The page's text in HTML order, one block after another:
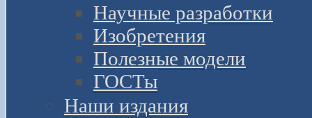
Научные разработки
Изобретения
Полезные модели
ГОСТы
Наши издания